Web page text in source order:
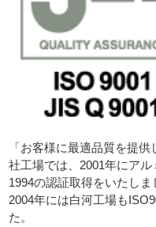
「お客様に最適品質を提
社工場では、2001年にアル
1994の認証取得をいたしま
2004年には白河工場も
た。